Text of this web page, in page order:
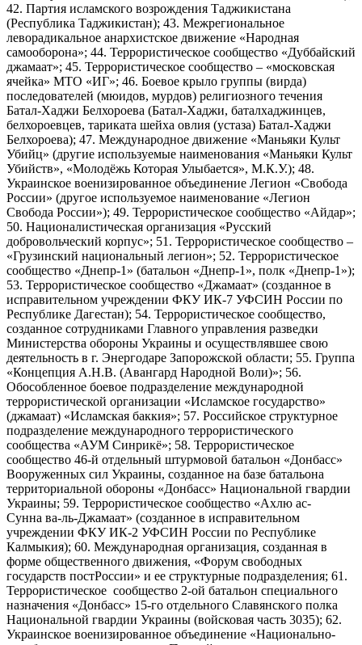
42. Партия исламского возрождения Таджикистана
(Республика Таджикистан); 43. Межрегиональное
леворадикальное анархистское движение «Народная
самооборона»; 44. Террористическое сообщество «Дуббайский
джамаат»; 45. Террористическое сообщество – «московская
ячейка» МТО «ИГ»; 46. Боевое крыло группы (вирда)
последователей (мюидов, мурдов) религиозного течения
Батал-Хаджи Белхороева (Батал-Хаджи, баталхаджинцев,
белхороевцев, тариката шейха овлия (устаза) Батал-Хаджи
Белхороева); 47. Международное движение «Маньяки Культ
Убийц» (другие используемые наименования «Маньяки Культ
Убийств», «Молодёжь Которая Улыбается», М.К.У.); 48.
Украинское военизированное объединение Легион «Свобода
России» (другое используемое наименование «Легион
Свобода России»); 49. Террористическое сообщество «Айдар»;
50. Националистическая организация «Русский
добровольческий корпус»; 51. Террористическое сообщество –
«Грузинский национальный легион»; 52. Террористическое
сообщество «Днепр-1» (батальон «Днепр-1», полк «Днепр-1»);
53. Террористическое сообщество «Джамаат» (созданное в
исправительном учреждении ФКУ ИК-7 УФСИН России по
Республике Дагестан); 54. Террористическое сообщество,
созданное сотрудниками Главного управления разведки
Министерства обороны Украины и осуществлявшее свою
деятельность в г. Энергодаре Запорожской области; 55. Группа
«Концепция А.Н.В. (Авангард Народной Воли)»; 56.
Обособленное боевое подразделение международной
террористической организации «Исламское государство»
(джамаат) «Исламская баккия»; 57. Российское структурное
подразделение международного террористического
сообщества «АУМ Синрикё»; 58. Террористическое
сообщество 46-й отдельный штурмовой батальон «Донбасс»
Вооруженных сил Украины, созданное на базе батальона
территориальной обороны «Донбасс» Национальной гвардии
Украины; 59. Террористическое сообщество «Ахлю ас-
Сунна ва-ль-Джамаат» (созданное в исправительном
учреждении ФКУ ИК-2 УФСИН России по Республике
Калмыкия); 60. Международная организация, созданная в
форме общественного движения, «Форум свободных
государств постРоссии» и ее структурные подразделения; 61.
Террористическое сообщество 2-ой батальон специального
назначения «Донбасс» 15-го отдельного Славянского полка
Национальной гвардии Украины (войсковая часть 3035); 62.
Украинское военизированное объединение «Национально-